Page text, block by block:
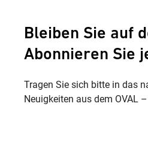
Bleiben Sie auf
Abonnieren Sie
Tragen Sie sich bitte in das
Neuigkeiten aus dem OVAL